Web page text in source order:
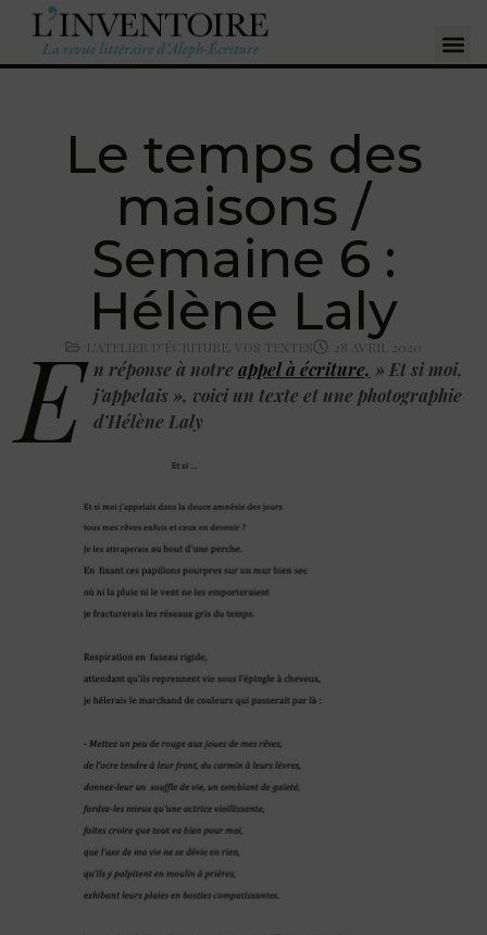
Le temps des
maisons /
Semaine 6 :
Hélène Laly
L'ATELIER D'ÉCRITURE VOS TEXTES 28 AVRIL 2020
E n réponse à notre appel à écriture, » Et si moi,
j’appelais », voici un texte et une photographie
d’Hélène Laly